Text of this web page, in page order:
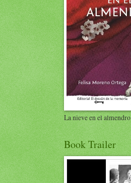
La nieve en el almendro
Book Trailer